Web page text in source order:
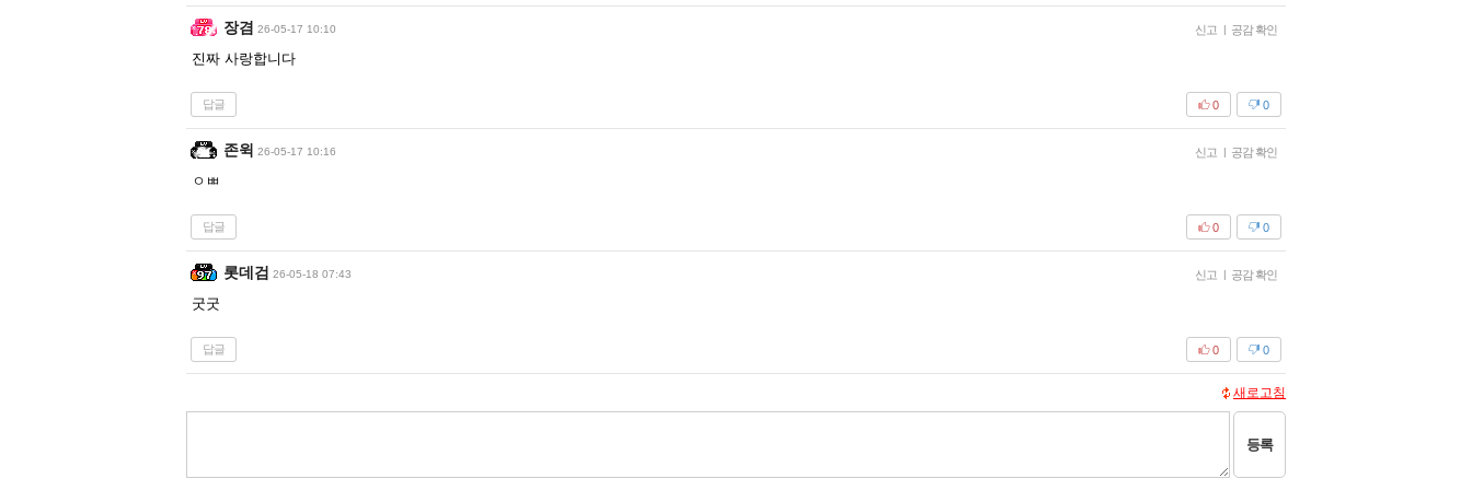
장겸 26-05-17 10:10 신고 | 공감 확인
진짜 사랑합니다
답글 0
0
존윅 26-05-17 10:16 신고 | 공감 확인
ㅇㅃ
답글 0
0
롯데검 26-05-18 07:43 신고 | 공감 확인
굿굿
답글 0
0
새로고침
등록